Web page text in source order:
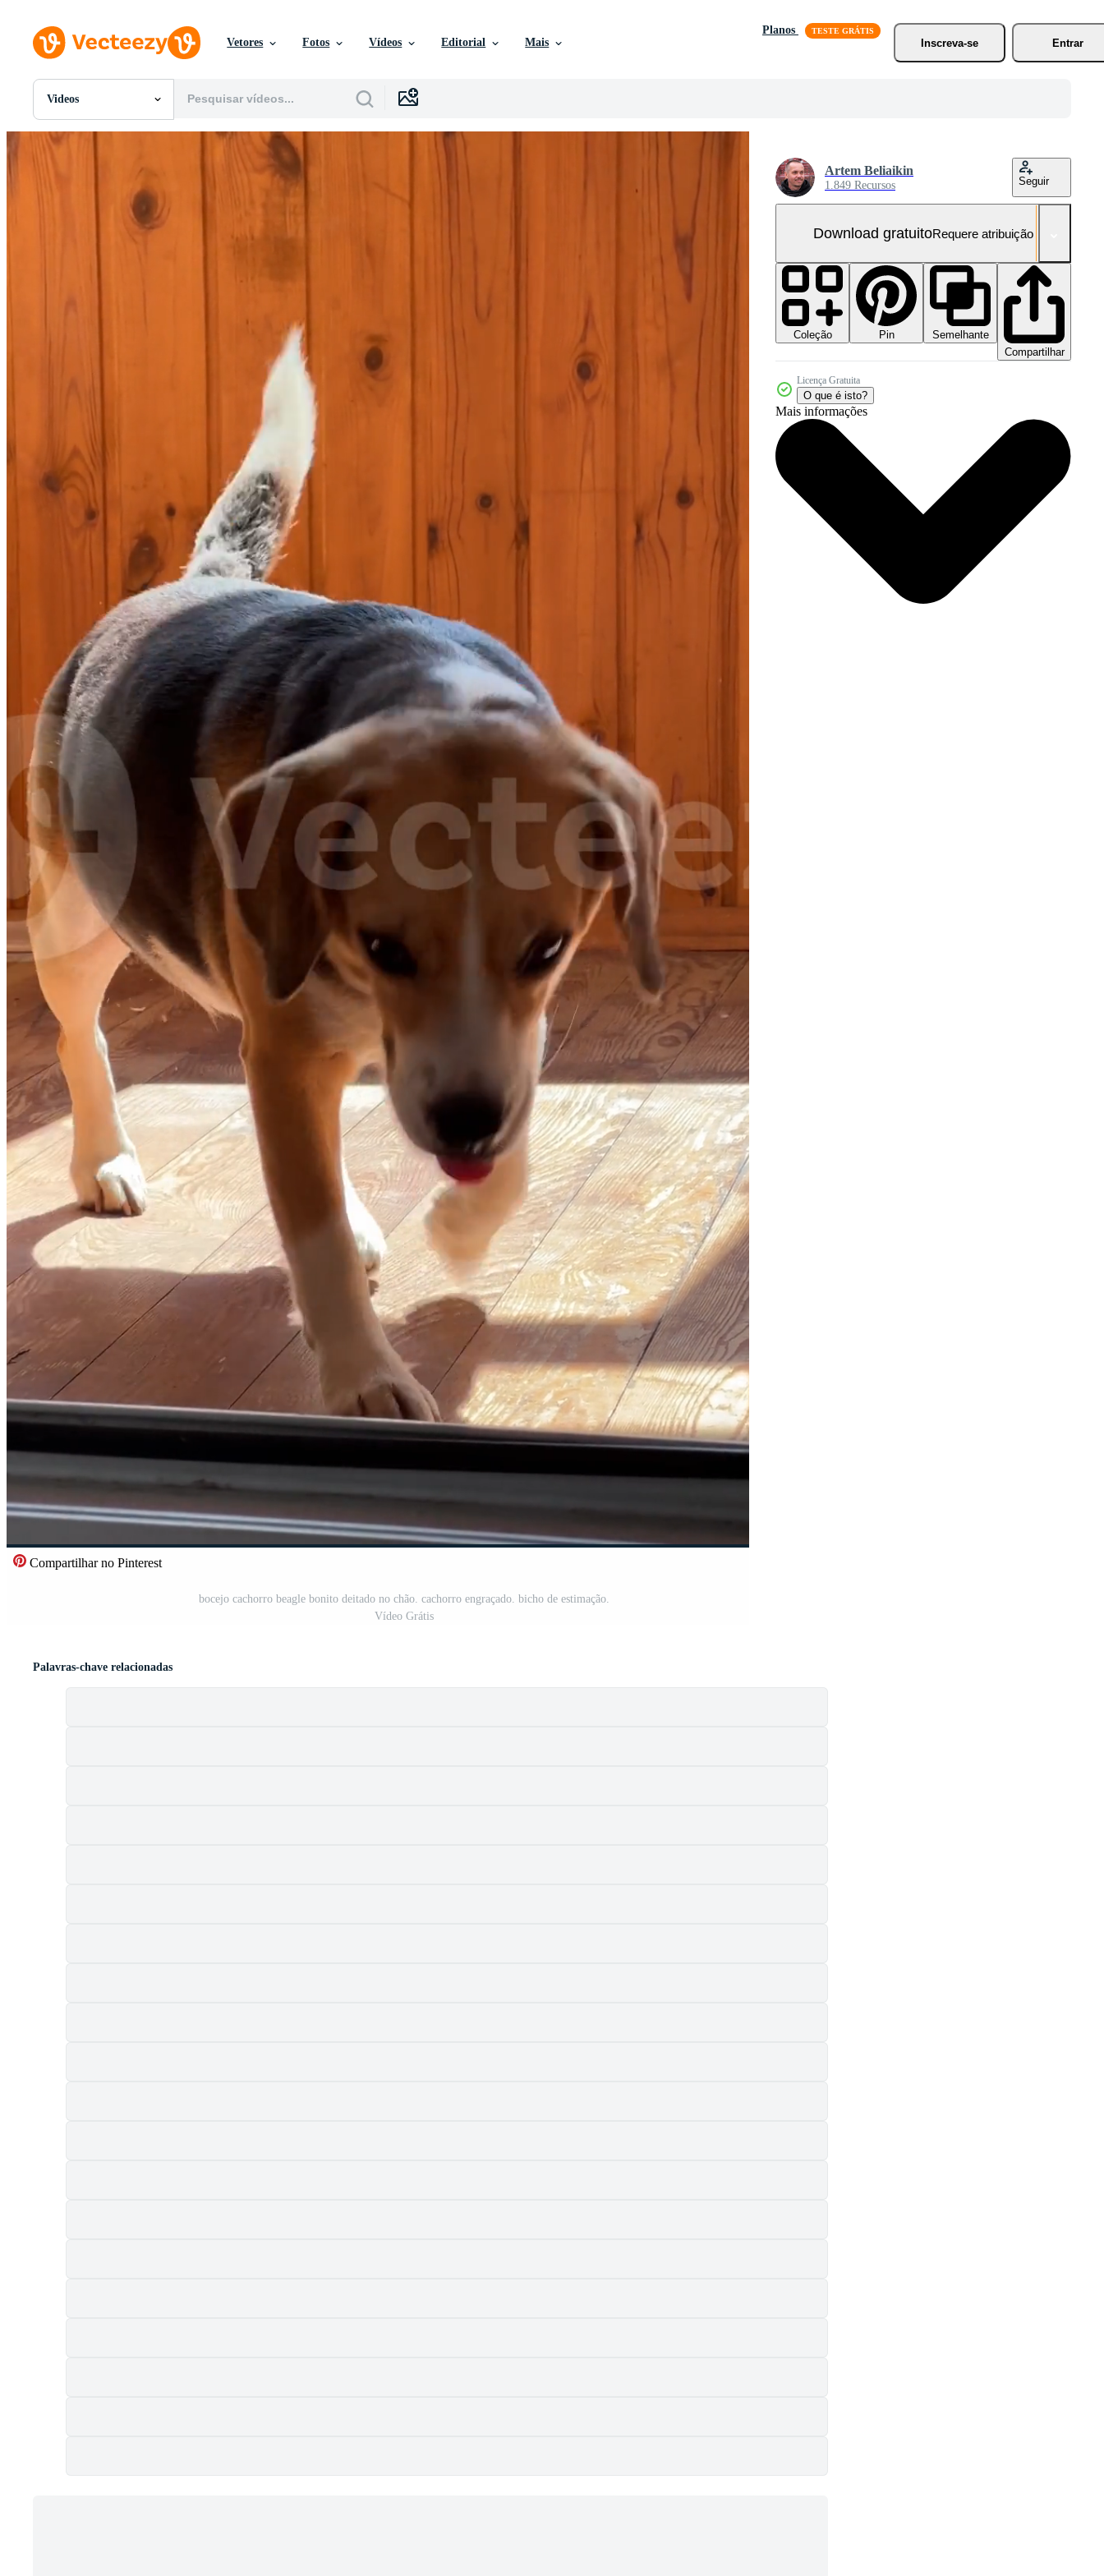
Vetores Fotos Vídeos Editorial Mais
Planos
Inscreva-se
Entrar
Videos
Todas Imagens
Compartilhar no Pinterest
bocejo cachorro beagle bonito deitado no chão. cachorro engraçado. bicho de estimação.
Vídeo Grátis
Artem Beliaikin
1.849 Recursos Seguir
Download gratuitoRequere atribuição
Coleção Pin
Semelhante
Compartilhar
Licença Gratuita
O que é isto?
Mais informações
Palavras-chave relacionadas